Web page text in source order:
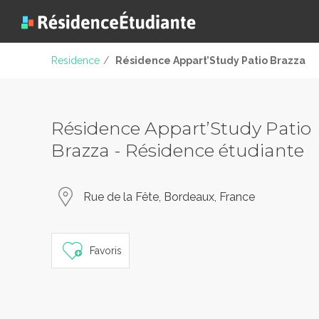
Residence / Résidence Appart’Study Patio Brazza
Résidence Appart’Study Patio
Brazza - Résidence étudiante
Rue de la Fête, Bordeaux, France
Favoris